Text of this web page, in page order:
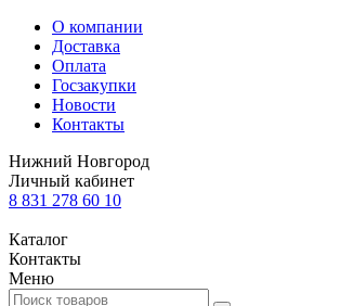
О компании
Доставка
Оплата
Госзакупки
Новости
Контакты
Нижний Новгород
Личный кабинет
8 831 278 60 10
Каталог
Контакты
Меню